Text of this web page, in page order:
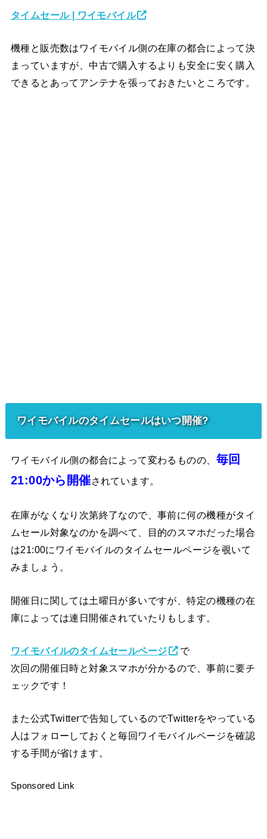
タイムセール | ワイモバイル
機種と販売数はワイモバイル側の在庫の都合によって決
まっていますが、中古で購入するよりも安全に安く購入
できるとあってアンテナを張っておきたいところです。
ワイモバイルのタイムセールはいつ開催?
ワイモバイル側の都合によって変わるものの、 毎回
21:00から開催されています。
在庫がなくなり次第終了なので、事前に何の機種がタイ
ムセール対象なのかを調べて、目的のスマホだった場合
は21:00にワイモバイルのタイムセールページを覗いて
みましょう。
開催日に関しては土曜日が多いですが、特定の機種の在
庫によっては連日開催されていたりもします。
ワイモバイルのタイムセールページ
で
次回の開催日時と対象スマホが分かるので、事前に要チ
ェックです！
また公式Twitterで告知しているのでTwitterをやっている
人はフォローしておくと毎回ワイモバイルページを確認
する手間が省けます。
Sponsored Link